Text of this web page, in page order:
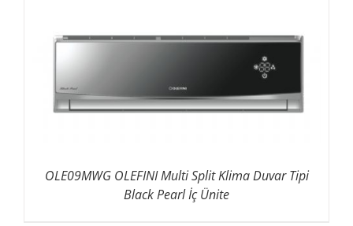
OLE09MWG OLEFINI Multi Split Klima Duvar Tipi
Black Pearl İç Ünite